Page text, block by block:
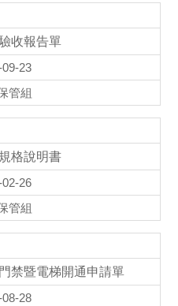
收報告單
09-23
管組
格說明書
02-26
管組
禁暨電梯開通申請單
08-28